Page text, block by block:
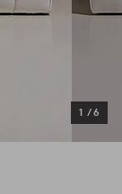
1 /6